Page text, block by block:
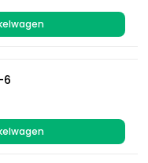
6